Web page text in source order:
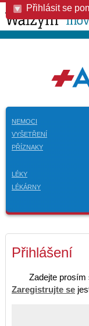
Přihlásit se
NEMOCI
VYŠETŘENÍ
PŘÍZNAKY
LÉKY
LÉKÁRNY
Přihlášení
Zadejte prosím
Zaregistrujte se